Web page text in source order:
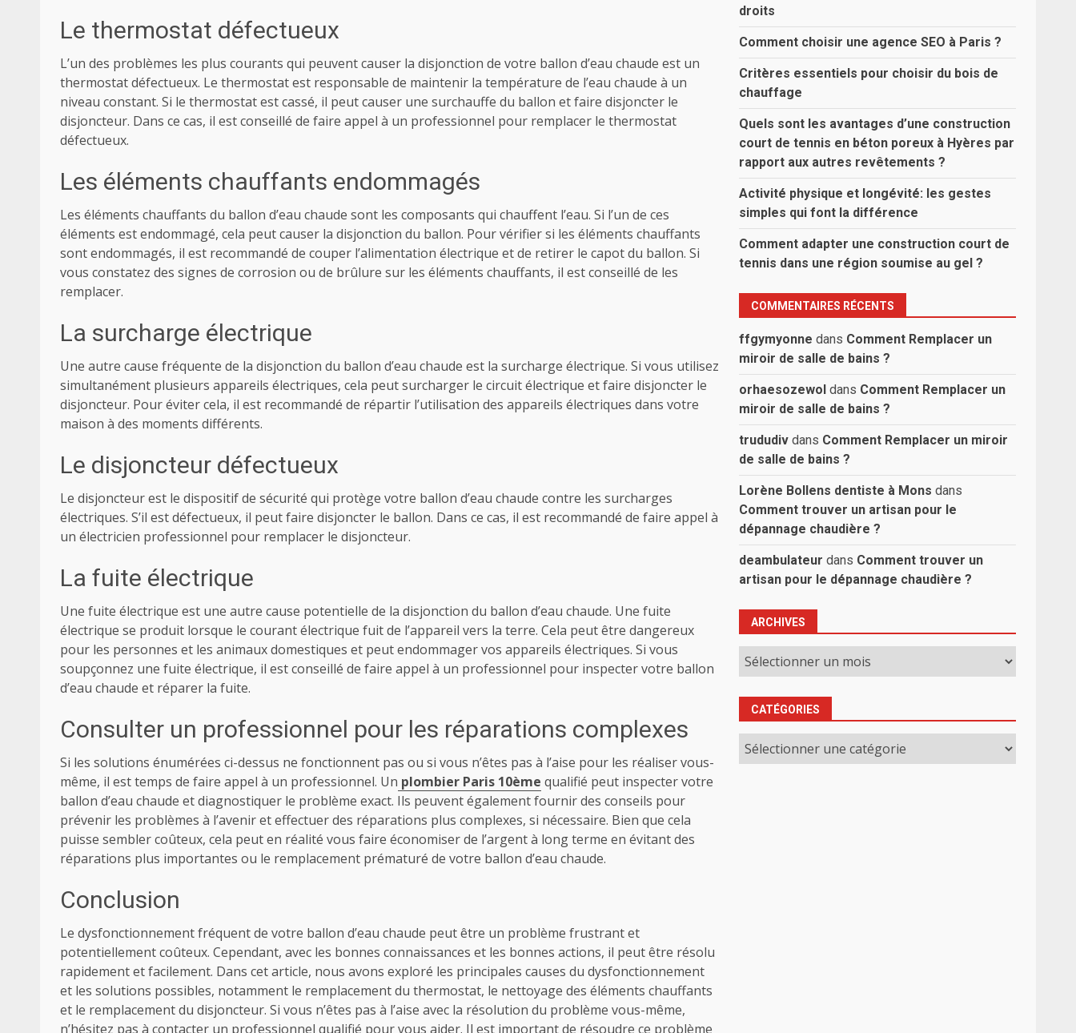
Le thermostat défectueux
L’un des problèmes les plus courants qui peuvent causer la disjonction de votre ballon d’eau chaude est un
thermostat défectueux. Le thermostat est responsable de maintenir la température de l’eau chaude à un
niveau constant. Si le thermostat est cassé, il peut causer une surchauffe du ballon et faire disjoncter le
disjoncteur. Dans ce cas, il est conseillé de faire appel à un professionnel pour remplacer le thermostat
défectueux.
Les éléments chauffants endommagés
Les éléments chauffants du ballon d’eau chaude sont les composants qui chauffent l’eau. Si l’un de ces
éléments est endommagé, cela peut causer la disjonction du ballon. Pour vérifier si les éléments chauffants
sont endommagés, il est recommandé de couper l’alimentation électrique et de retirer le capot du ballon. Si
vous constatez des signes de corrosion ou de brûlure sur les éléments chauffants, il est conseillé de les
remplacer.
La surcharge électrique
Une autre cause fréquente de la disjonction du ballon d’eau chaude est la surcharge électrique. Si vous utilisez
simultanément plusieurs appareils électriques, cela peut surcharger le circuit électrique et faire disjoncter le
disjoncteur. Pour éviter cela, il est recommandé de répartir l’utilisation des appareils électriques dans votre
maison à des moments différents.
Le disjoncteur défectueux
Le disjoncteur est le dispositif de sécurité qui protège votre ballon d’eau chaude contre les surcharges
électriques. S’il est défectueux, il peut faire disjoncter le ballon. Dans ce cas, il est recommandé de faire appel à
un électricien professionnel pour remplacer le disjoncteur.
La fuite électrique
Une fuite électrique est une autre cause potentielle de la disjonction du ballon d’eau chaude. Une fuite
électrique se produit lorsque le courant électrique fuit de l’appareil vers la terre. Cela peut être dangereux
pour les personnes et les animaux domestiques et peut endommager vos appareils électriques. Si vous
soupçonnez une fuite électrique, il est conseillé de faire appel à un professionnel pour inspecter votre ballon
d’eau chaude et réparer la fuite.
Consulter un professionnel pour les réparations complexes
Si les solutions énumérées ci-dessus ne fonctionnent pas ou si vous n’êtes pas à l’aise pour les réaliser vous-
même, il est temps de faire appel à un professionnel. Un plombier Paris 10ème qualifié peut inspecter votre
ballon d’eau chaude et diagnostiquer le problème exact. Ils peuvent également fournir des conseils pour
prévenir les problèmes à l’avenir et effectuer des réparations plus complexes, si nécessaire. Bien que cela
puisse sembler coûteux, cela peut en réalité vous faire économiser de l’argent à long terme en évitant des
réparations plus importantes ou le remplacement prématuré de votre ballon d’eau chaude.
Conclusion
Le dysfonctionnement fréquent de votre ballon d’eau chaude peut être un problème frustrant et
potentiellement coûteux. Cependant, avec les bonnes connaissances et les bonnes actions, il peut être résolu
rapidement et facilement. Dans cet article, nous avons exploré les principales causes du dysfonctionnement
et les solutions possibles, notamment le remplacement du thermostat, le nettoyage des éléments chauffants
et le remplacement du disjoncteur. Si vous n’êtes pas à l’aise avec la résolution du problème vous-même,
n’hésitez pas à contacter un professionnel qualifié pour vous aider. Il est important de résoudre ce problème
droits
Comment choisir une agence SEO à Paris ?
Critères essentiels pour choisir du bois de
chauffage
Quels sont les avantages d’une construction
court de tennis en béton poreux à Hyères par
rapport aux autres revêtements ?
Activité physique et longévité: les gestes
simples qui font la différence
Comment adapter une construction court de
tennis dans une région soumise au gel ?
COMMENTAIRES RÉCENTS
ffgymyonne dans Comment Remplacer un
miroir de salle de bains ?
orhaesozewol dans Comment Remplacer un
miroir de salle de bains ?
trududiv dans Comment Remplacer un miroir
de salle de bains ?
Lorène Bollens dentiste à Mons dans
Comment trouver un artisan pour le
dépannage chaudière ?
deambulateur dans Comment trouver un
artisan pour le dépannage chaudière ?
ARCHIVES
Archives
CATÉGORIES
Catégories